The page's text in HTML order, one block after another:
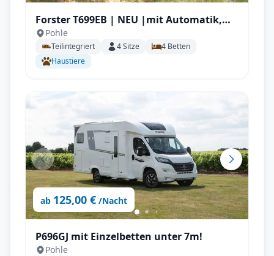
Forster T699EB | NEU |mit Automatik,
Längstbetten
Pohle
Teilintegriert 4Sitze 4 Betten
Haustiere
ab 125,00 € /Nacht
P696GJ mit Einzelbetten unter 7m!
Pohle